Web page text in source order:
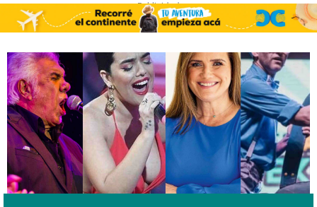
- Publicidad -
Formosa se enciende en junio con música, humor, psicología y
espectáculos para toda la familia
Mayo 16, 2025